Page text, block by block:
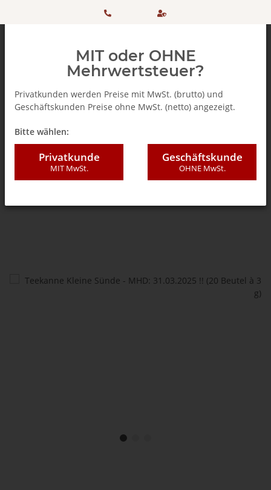
+ 49
506 98
einkaufen
SSL
MIT oder OHNE
Mehrwertsteuer?
Privatkunden werden Preise mit MwSt. (brutto) und
Geschäftskunden Preise ohne MwSt. (netto) angezeigt.
Bitte wählen:
Privatkunde
MIT MwSt.
Geschäftskunde
OHNE MwSt.